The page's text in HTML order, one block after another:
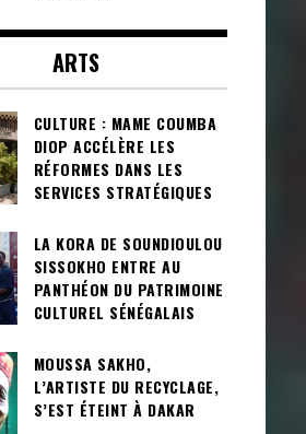
ARTS
CULTURE : MAME COUMBA
DIOP ACCÉLÈRE LES
RÉFORMES DANS LES
SERVICES STRATÉGIQUES
LA KORA DE SOUNDIOULOU
SISSOKHO ENTRE AU
PANTHÉON DU PATRIMOINE
CULTUREL SÉNÉGALAIS
MOUSSA SAKHO,
L’ARTISTE DU RECYCLAGE,
S’EST ÉTEINT À DAKAR